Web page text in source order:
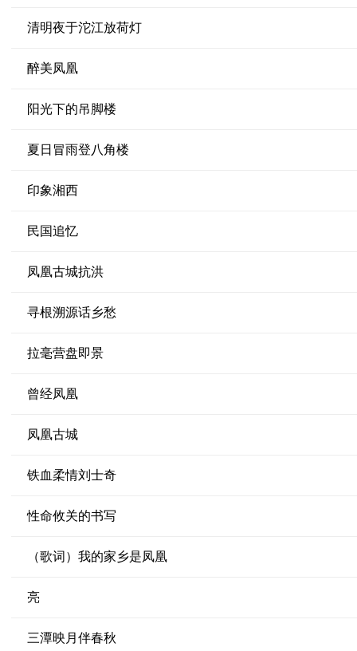
清明夜于沱江放荷灯
醉美凤凰
阳光下的吊脚楼
夏日冒雨登八角楼
印象湘西
民国追忆
凤凰古城抗洪
寻根溯源话乡愁
拉毫营盘即景
曾经凤凰
凤凰古城
铁血柔情刘士奇
性命攸关的书写
（歌词）我的家乡是凤凰
亮
三潭映月伴春秋